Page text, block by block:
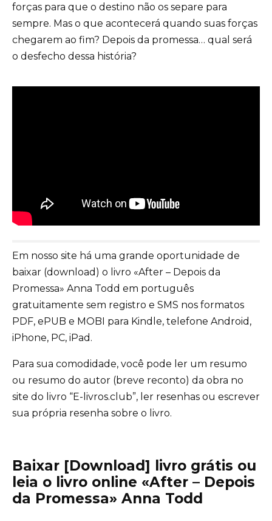
forças para que o destino não os separe para
sempre. Mas o que acontecerá quando suas forças
chegarem ao fim? Depois da promessa… qual será
o desfecho dessa história?
Em nosso site há uma grande oportunidade de
baixar (download) o livro «After – Depois da
Promessa» Anna Todd em português
gratuitamente sem registro e SMS nos formatos
PDF, ePUB e MOBI para Kindle, telefone Android,
iPhone, PC, iPad.
Para sua comodidade, você pode ler um resumo
ou resumo do autor (breve reconto) da obra no
site do livro “E-livros.club”, ler resenhas ou escrever
sua própria resenha sobre o livro.
Baixar [Download] livro grátis ou
leia o livro online «After – Depois
da Promessa» Anna Todd